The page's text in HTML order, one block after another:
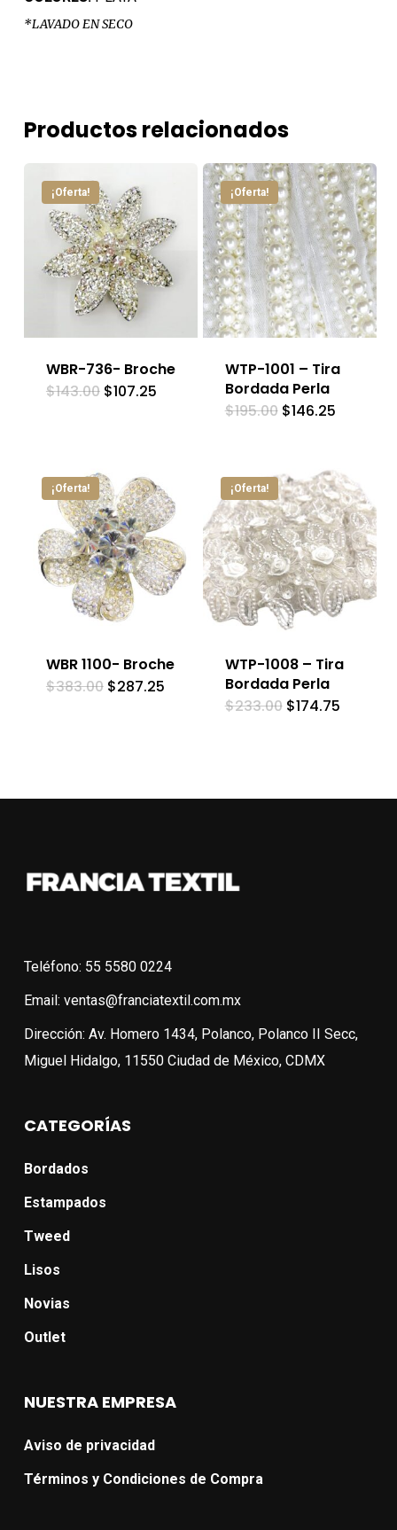
*LAVADO EN SECO
Productos relacionados
¡Oferta!
WBR-736- Broche
$143.00 El
$107.25El
¡Oferta!
WTP-1001 – Tira
Bordada Perla
$195.00 El
$195.00.
$146.25El
¡Oferta!
WBR 1100- Broche
$383.00 El
$287.25El
¡Oferta!
WTP-1008 – Tira
Bordada Perla
$233.00 El
$174.75El
Teléfono: 55 5580 0224
Email: ventas@franciatextil.com.mx
Dirección: Av. Homero 1434, Polanco, Polanco II Secc,
Miguel Hidalgo, 11550 Ciudad de México, CDMX
CATEGORÍAS
Bordados
Estampados
Tweed
Lisos
Novias
Outlet
NUESTRA EMPRESA
Aviso de privacidad
Términos y Condiciones de Compra